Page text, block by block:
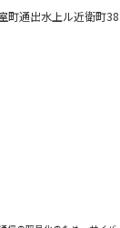
通出水上ル近衛町38